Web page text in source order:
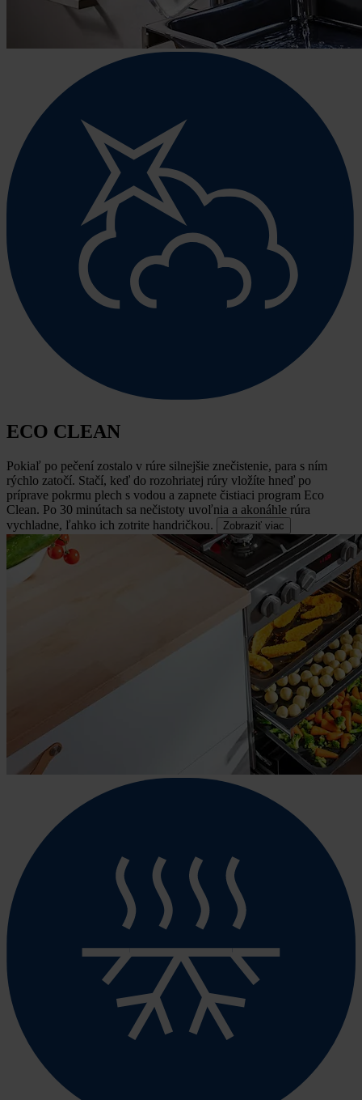
ECO CLEAN
Pokiaľ po pečení zostalo v rúre silnejšie znečistenie, para s ním
rýchlo zatočí. Stačí, keď do rozohriatej rúry vložíte hneď po
príprave pokrmu plech s vodou a zapnete čistiaci program Eco
Clean. Po 30 minútach sa nečistoty uvoľnia a akonáhle rúra
vychladne, ľahko ich zotrite handričkou.
Zobraziť viac